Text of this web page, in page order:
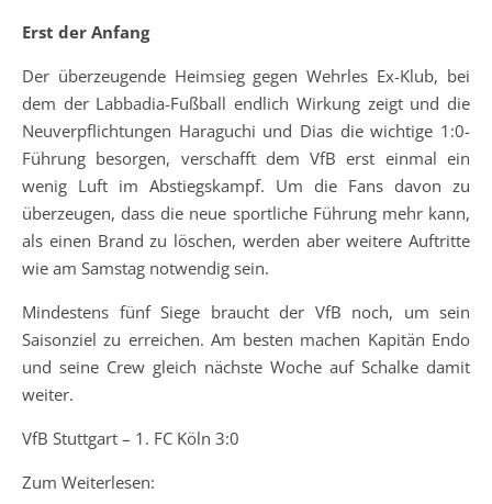
Erst der Anfang
Der überzeugende Heimsieg gegen Wehrles Ex-Klub, bei
dem der Labbadia-Fußball endlich Wirkung zeigt und die
Neuverpflichtungen Haraguchi und Dias die wichtige 1:0-
Führung besorgen, verschafft dem VfB erst einmal ein
wenig Luft im Abstiegskampf. Um die Fans davon zu
überzeugen, dass die neue sportliche Führung mehr kann,
als einen Brand zu löschen, werden aber weitere Auftritte
wie am Samstag notwendig sein.
Mindestens fünf Siege braucht der VfB noch, um sein
Saisonziel zu erreichen. Am besten machen Kapitän Endo
und seine Crew gleich nächste Woche auf Schalke damit
weiter.
VfB Stuttgart – 1. FC Köln 3:0
Zum Weiterlesen: